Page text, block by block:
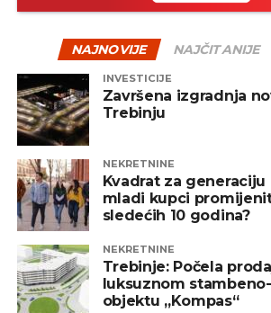
NAJNOVIJE NAJČITANIJE
INVESTICIJE
Završena izgradnja
Trebinju
NEKRETNINE
Kvadrat za generaciju
mladi kupci
sledećih 10 godina?
NEKRETNINE
Trebinje: Počela
luksuznom
objektu „Kompas“